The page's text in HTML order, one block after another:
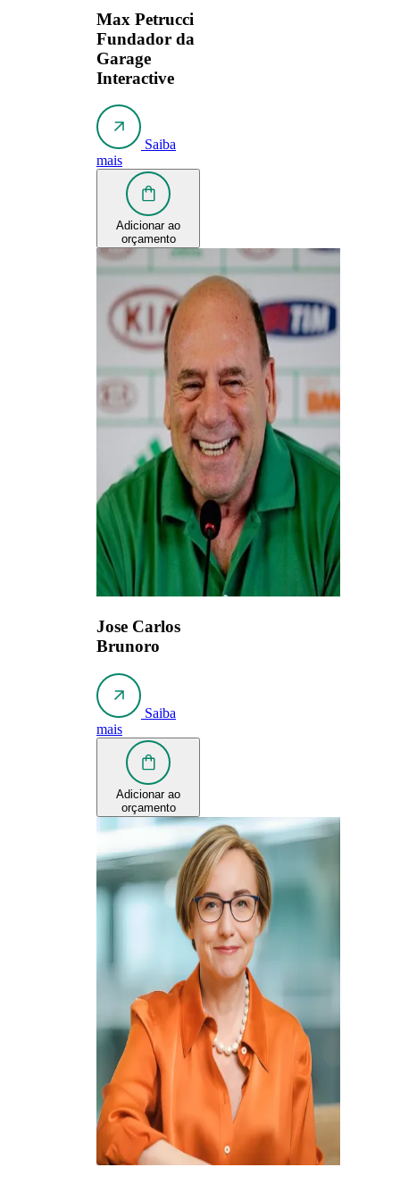
Max Petrucci
Fundador da
Garage
Interactive
Saiba
mais
Adicionar ao
orçamento
Jose Carlos
Brunoro
Saiba
mais
Adicionar ao
orçamento